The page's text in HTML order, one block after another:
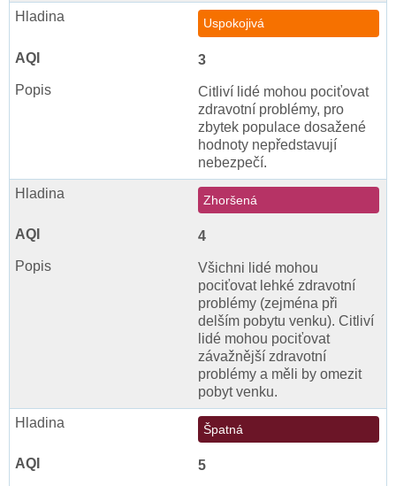
Uspokojivá
3
Citliví lidé mohou pociťovat
zdravotní problémy, pro
zbytek populace dosažené
hodnoty nepředstavují
nebezpečí.
Zhoršená
4
Všichni lidé mohou
pociťovat lehké zdravotní
problémy (zejména při
delším pobytu venku). Citliví
lidé mohou pociťovat
závažnější zdravotní
problémy a měli by omezit
pobyt venku.
Špatná
5